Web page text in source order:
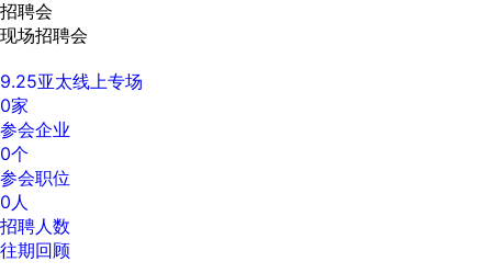
招聘会
现场招聘会
9.25亚太线上专场
0家
参会企业
0个
参会职位
0人
招聘人数
往期回顾